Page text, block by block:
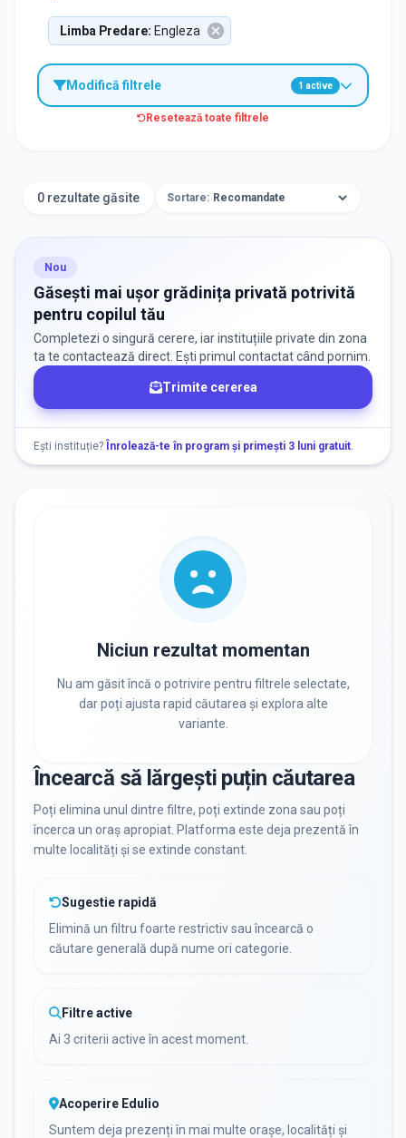
Limba Predare: Engleza
Modifică filtrele 1 active
Resetează toate filtrele
Nu există informații despre locuri libere
Resetează filtrele
0 rezultate găsite Sortare:
Nou
Găsești mai ușor grădinița privată potrivită
pentru copilul tău
Completezi o singură cerere, iar instituțiile private din zona
ta te contactează direct. Ești primul contactat când pornim.
Trimite cererea
Ești instituție? Înrolează-te în program și primești 3 luni gratuit.
Niciun rezultat momentan
Nu am găsit încă o potrivire pentru filtrele selectate,
dar poți ajusta rapid căutarea și explora alte
variante.
Încearcă să lărgești puțin căutarea
Poți elimina unul dintre filtre, poți extinde zona sau poți
încerca un oraș apropiat. Platforma este deja prezentă în
multe localități și se extinde constant.
Sugestie rapidă
Elimină un filtru foarte restrictiv sau încearcă o
căutare generală după nume ori categorie.
Filtre active
Ai 3 criterii active în acest moment.
Acoperire Edulio
Suntem deja prezenți în mai multe orașe, localități și